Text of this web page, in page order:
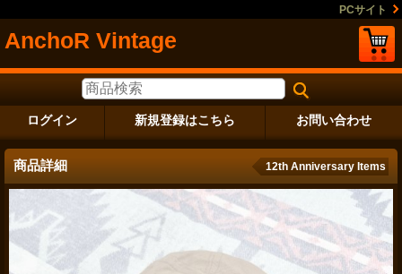
PCサイト
AnchoR Vintage
ログイン 新規登録はこちら お問い合わせ
商品詳細 12th Anniversary Items